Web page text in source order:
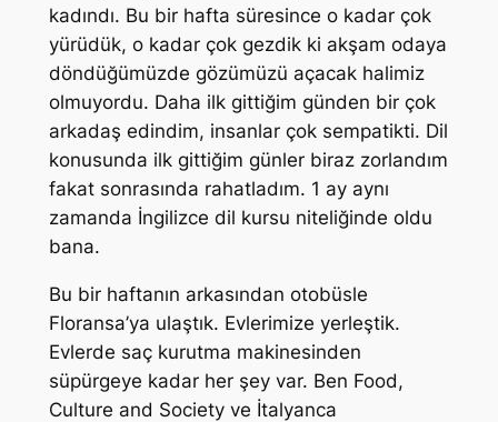
kadındı. Bu bir hafta süresince o kadar çok
yürüdük, o kadar çok gezdik ki akşam odaya
döndüğümüzde gözümüzü açacak halimiz
olmuyordu. Daha ilk gittiğim günden bir çok
arkadaş edindim, insanlar çok sempatikti. Dil
konusunda ilk gittiğim günler biraz zorlandım
fakat sonrasında rahatladım. 1 ay aynı
zamanda İngilizce dil kursu niteliğinde oldu
bana.
Bu bir haftanın arkasından otobüsle
Floransa’ya ulaştık. Evlerimize yerleştik.
Evlerde saç kurutma makinesinden
süpürgeye kadar her şey var. Ben Food,
Culture and Society ve İtalyanca